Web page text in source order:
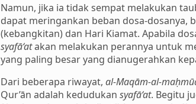
Namun, jika ia tidak sempat melakukan
dapat meringankan beban dosa-dosanya,
(kebangkitan) dan Hari Kiamat. Apabila
syafā‘atakan melakukan perannya untuk
yang paling besar yang dianugerahkan
Dari beberapa riwayat, al-Maqām-al-
Qur’ān adalah kedudukan syafā‘at. Begitu